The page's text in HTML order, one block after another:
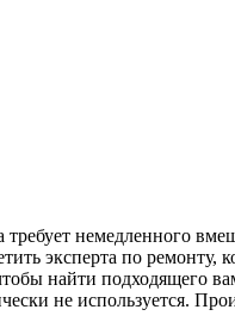
немедленного
эксперта по
найти подходящего
не используется.